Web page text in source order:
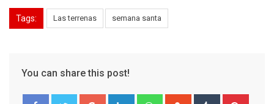
Tags: Las terrenas semana santa
You can share this post!
Google+ LinkedIn WhatsappStumbleUpon
Tumblr